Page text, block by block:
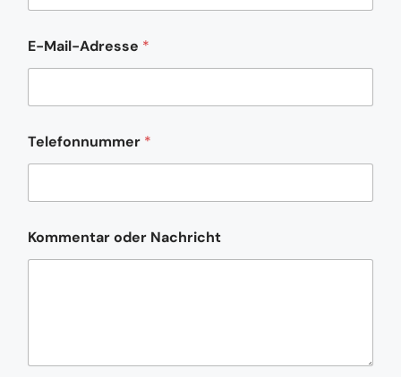
E-Mail-Adresse *
Telefonnummer *
-
M
Kommentar oder Nachricht